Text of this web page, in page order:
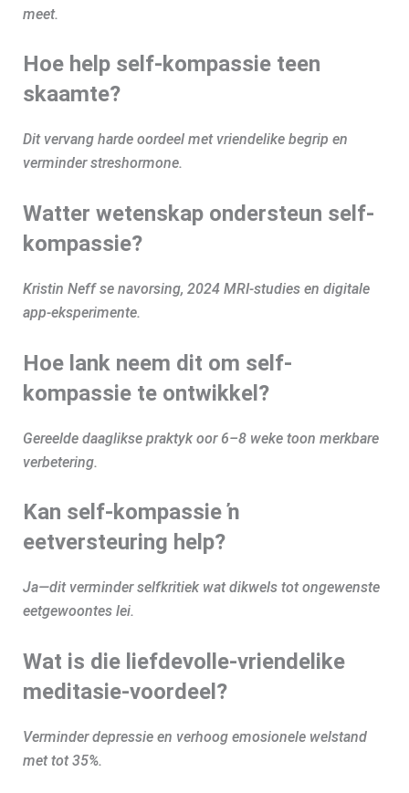
meet.
Hoe help self-kompassie teen
skaamte?
Dit vervang harde oordeel met vriendelike begrip en
verminder streshormone.
Watter wetenskap ondersteun self-
kompassie?
Kristin Neff se navorsing, 2024 MRI-studies en digitale
app-eksperimente.
Hoe lank neem dit om self-
kompassie te ontwikkel?
Gereelde daaglikse praktyk oor 6–8 weke toon merkbare
verbetering.
Kan self-kompassie ŉ
eetversteuring help?
Ja—dit verminder selfkritiek wat dikwels tot ongewenste
eetgewoontes lei.
Wat is die liefdevolle-vriendelike
meditasie-voordeel?
Verminder depressie en verhoog emosionele welstand
met tot 35%.